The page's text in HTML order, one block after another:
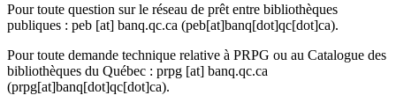
Pour toute question sur le réseau de prêt entre bibliothèques
publiques : peb [at] banq.qc.ca (peb[at]banq[dot]qc[dot]ca).
Pour toute demande technique relative à PRPG ou au Catalogue des
bibliothèques du Québec : prpg [at] banq.qc.ca
(prpg[at]banq[dot]qc[dot]ca).